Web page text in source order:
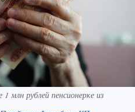
млн рублей пенсионерке из